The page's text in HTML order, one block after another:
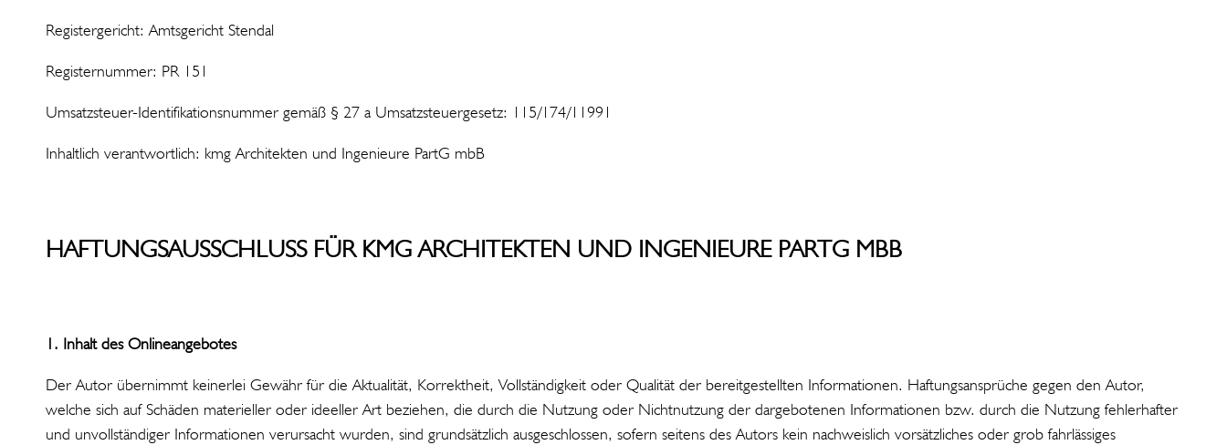
Registergericht: Amtsgericht Stendal
Registernummer: PR 151
Umsatzsteuer-Identifikationsnummer gemäß § 27 a Umsatzsteuergesetz: 115/174/11991
Inhaltlich verantwortlich: kmg Architekten und Ingenieure PartG mbB
HAFTUNGSAUSSCHLUSS FÜR KMG ARCHITEKTEN UND INGENIEURE PARTG MBB
1. Inhalt des Onlineangebotes
Der Autor übernimmt keinerlei Gewähr für die Aktualität, Korrektheit, Vollständigkeit oder Qualität der bereitgestellten Informationen. Haftungsansprüche gegen den Autor,
welche sich auf Schäden materieller oder ideeller Art beziehen, die durch die Nutzung oder Nichtnutzung der dargebotenen Informationen bzw. durch die Nutzung fehlerhafter
und unvollständiger Informationen verursacht wurden, sind grundsätzlich ausgeschlossen, sofern seitens des Autors kein nachweislich vorsätzliches oder grob fahrlässiges